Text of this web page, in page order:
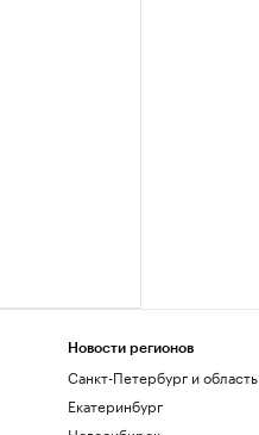
Новости регионов
Санкт-Петербург и область
Екатеринбург